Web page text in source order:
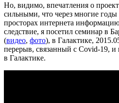
Но, видимо, впечатления о
сильными, что через многие
просторах интернета
следствие, я посетил семинар в
(видео, фото), в Галактике,
перерыв, связанный с Covid-19, и
в Галактике.